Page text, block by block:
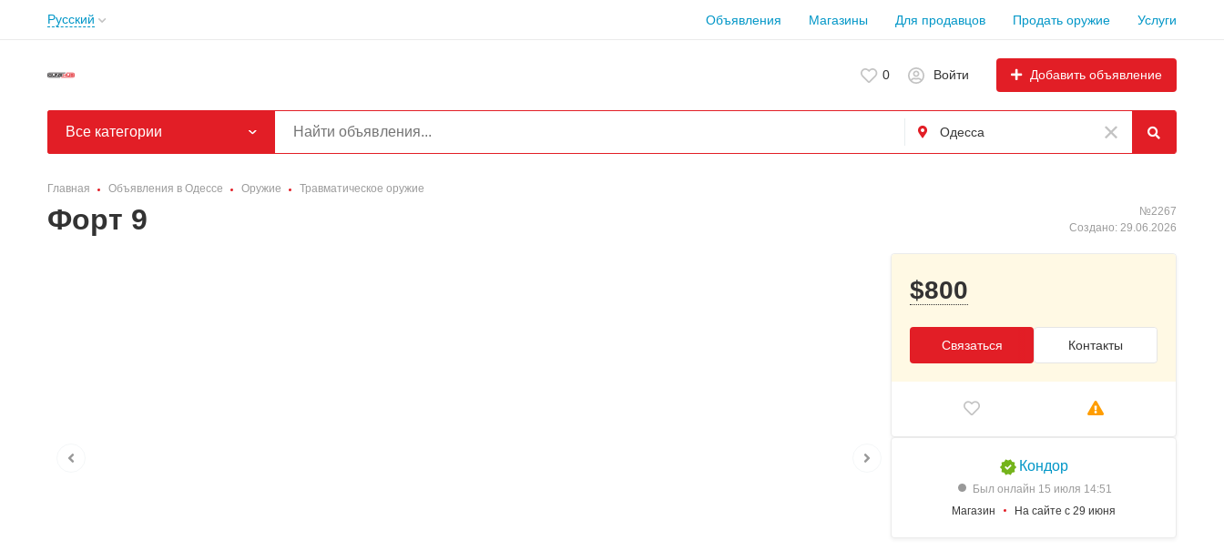
Русский Объявления Магазины Для продавцов Продать оружие Услуги
0 Войти Добавить объявление
Все категории
Главная Объявления в Одессе Оружие Травматическое оружие
Форт 9
№2267
Создано: 29.06.2026
$800
Связаться Контакты
Кондор
Был онлайн 15 июля 14:51
Магазин
На сайте с 29 июня